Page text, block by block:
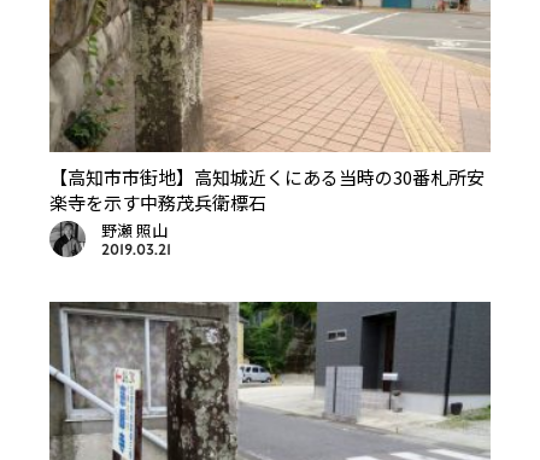
【高知市市街地】高知城近くにある当時の30番札所安
楽寺を示す中務茂兵衛標石
野瀬 照山
2019.03.21